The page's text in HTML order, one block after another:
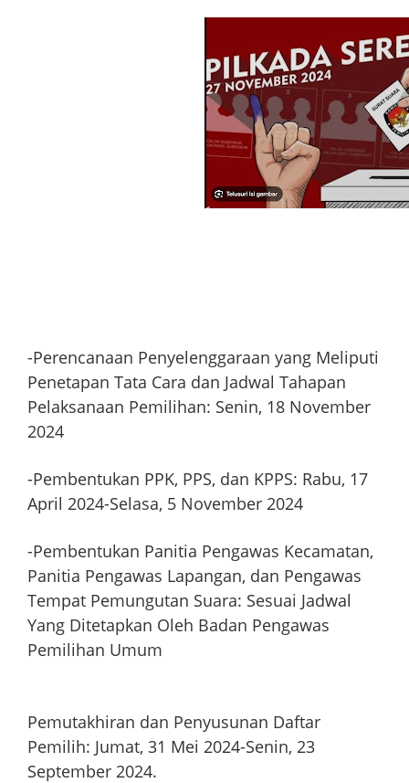
-Perencanaan Penyelenggaraan yang Meliputi
Penetapan Tata Cara dan Jadwal Tahapan
Pelaksanaan Pemilihan: Senin, 18 November
2024
-Pembentukan PPK, PPS, dan KPPS: Rabu, 17
April 2024-Selasa, 5 November 2024
-Pembentukan Panitia Pengawas Kecamatan,
Panitia Pengawas Lapangan, dan Pengawas
Tempat Pemungutan Suara: Sesuai Jadwal
Yang Ditetapkan Oleh Badan Pengawas
Pemilihan Umum
Pemutakhiran dan Penyusunan Daftar
Pemilih: Jumat, 31 Mei 2024-Senin, 23
September 2024.